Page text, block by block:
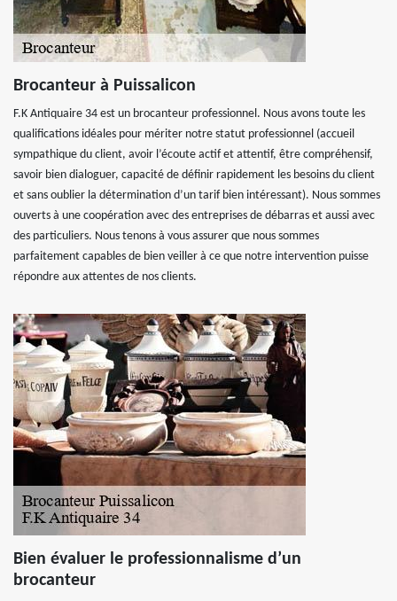
Brocanteur à Puissalicon
F.K Antiquaire 34 est un brocanteur professionnel. Nous avons toute les
qualifications idéales pour mériter notre statut professionnel (accueil
sympathique du client, avoir l’écoute actif et attentif, être compréhensif,
savoir bien dialoguer, capacité de définir rapidement les besoins du client
et sans oublier la détermination d’un tarif bien intéressant). Nous sommes
ouverts à une coopération avec des entreprises de débarras et aussi avec
des particuliers. Nous tenons à vous assurer que nous sommes
parfaitement capables de bien veiller à ce que notre intervention puisse
répondre aux attentes de nos clients.
Bien évaluer le professionnalisme d’un
brocanteur